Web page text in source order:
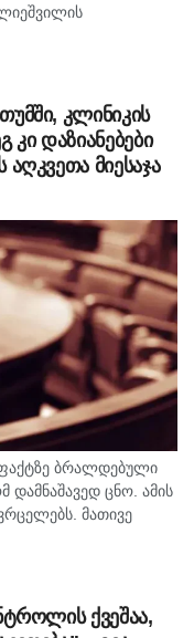
და 6 თვით
აღნიშნულმა
კლინიკის
კი დაზიანებები
მიესაჯა
ბრალდებული
ცნო. ამის
მათივე
ბათუმის ერთ-
კლინიკის ერთ-
ქვეშაა,